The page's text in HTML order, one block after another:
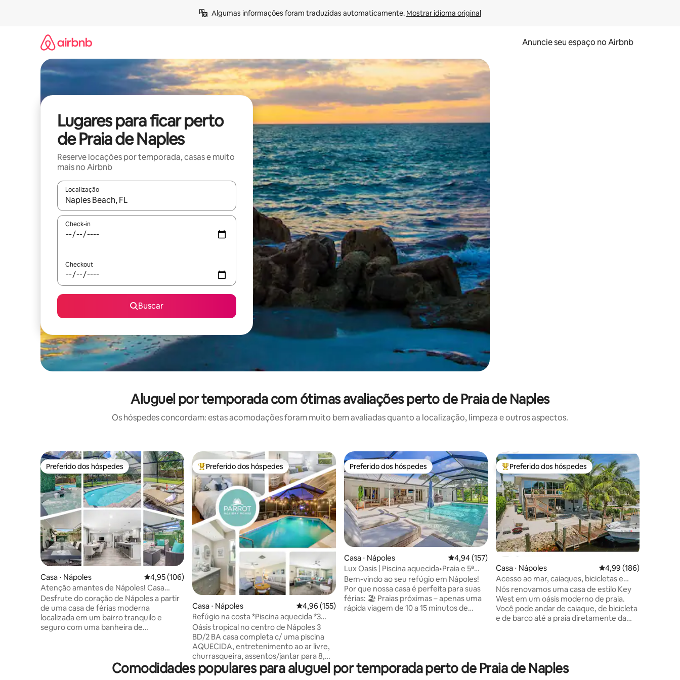
Algumas informações foram traduzidas automaticamente. Mostrar idioma original
Anuncie seu espaço no Airbnb
Lugares para ficar perto
de Praia de Naples
Reserve locações por temporada, casas e muito
mais no Airbnb
Localização
Quando os resultados estiverem disponíveis, explore-os usando as seta para cima e para baixo do teclado ou tocando e deslizando o dedo na tela.
Check-in
Checkout
Buscar
Aluguel por temporada com ótimas avaliações perto de Praia de Naples
Os hóspedes concordam: estas acomodações foram muito bem avaliadas quanto a localização, limpeza e outros aspectos.
Preferido dos hóspedes
Preferido dos hóspedes
Casa ⋅ Nápoles 4,95 de uma avaliação média de 5, 106 avaliações
4,95 (106)
Atenção amantes de Nápoles! Casa
inteira com piscina e banheira de
hidromassagem
Desfrute do coração de Nápoles a partir
de uma casa de férias moderna
localizada em um bairro tranquilo e
seguro com uma banheira de
deslumbrante ilha de cozinha em espaço
aberto ou saia e desfrute dos muitos
Entre os melhores preferidos dos hóspedes
Preferido dos hóspedes
Casa ⋅ Nápoles 4,96 de uma avaliação média de 5, 155 avaliações
4,96 (155)
Refúgio na costa *Piscina aquecida *3
quartos king
Oásis tropical no centro de Nápoles 3
BD/2 BA casa completa c/ uma piscina
AQUECIDA, entretenimento ao ar livre,
churrasqueira, assentos/jantar para 8,
jogos ao ar livre, 2 salas de estar c/ TVs
grandes (a sala principal tem uma TV de
Preferido dos hóspedes
Preferido dos hóspedes
Casa ⋅ Nápoles 4,94 de uma avaliação média de 5, 157 avaliações
4,94 (157)
Lux Oasis | Piscina aquecida•Praia e 5ª
Avenida a 10 min•Berço
Bem-vindo ao seu refúgio em Nápoles!
Por que nossa casa é perfeita para suas
férias: 🏖️ Praias próximas – apenas uma
rápida viagem de 10 a 15 minutos de
varanda totalmente protegida com: •
Piscina privativa aquecida •
Entre os melhores preferidos dos hóspedes
Preferido dos hóspedes
Casa ⋅ Nápoles 4,99 de uma avaliação
4,99 (186)
Acesso ao mar, caiaques, bicicletas e
praia
Nós renovamos uma casa de estilo Key
West em um oásis moderno de praia.
Você pode andar de caiaque, de bicicleta
e de barco até a praia diretamente da
casa fica a 1/4 de milha da praia em linha
reta. As entradas da praia estão a 2 km
Comodidades populares para aluguel por temporada perto de Praia de Naples